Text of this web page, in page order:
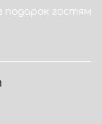
подарок гостям